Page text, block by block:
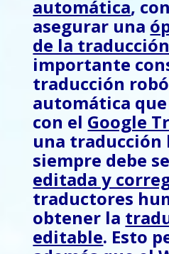
automática,
asegurar una
de la traducción
importante
traducción
automática
con el Google
una traducción
siempre debe
editada y
traductores
obtener la
editable. Esto